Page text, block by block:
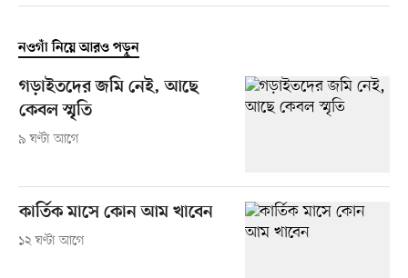
নওগাঁ নিয়ে আরও পড়ুন
গড়াইতদের জমি নেই, আছে
কেবল স্মৃতি
৯ ঘণ্টা আগে
কার্তিক মাসে কোন আম খাবেন
১২ ঘণ্টা আগে